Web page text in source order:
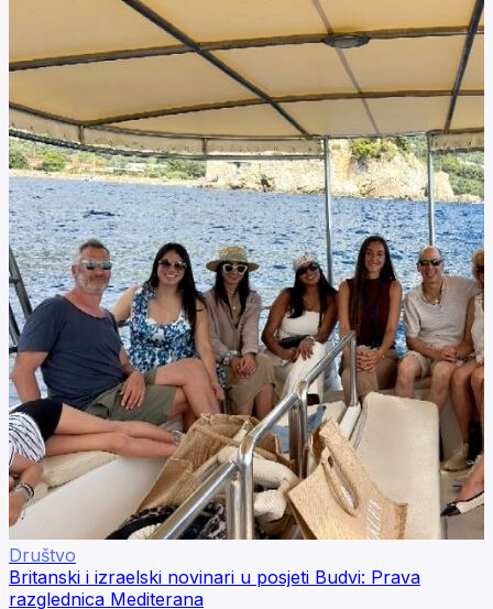
Društvo
Britanski i izraelski novinari u posjeti Budvi: Prava
razglednica Mediterana